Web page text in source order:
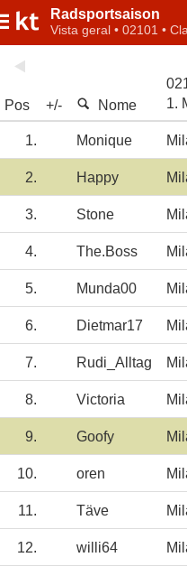
Radsportsaison
Vista geral • 02101 •
Pos +/- Nome
1.
1. Monique
2. Happy
3. Stone
4. The.Boss
5. Munda00
6. Dietmar17
7. Rudi_Alltag
8. Victoria
9. Goofy
10. oren
11. Täve
12. willi64